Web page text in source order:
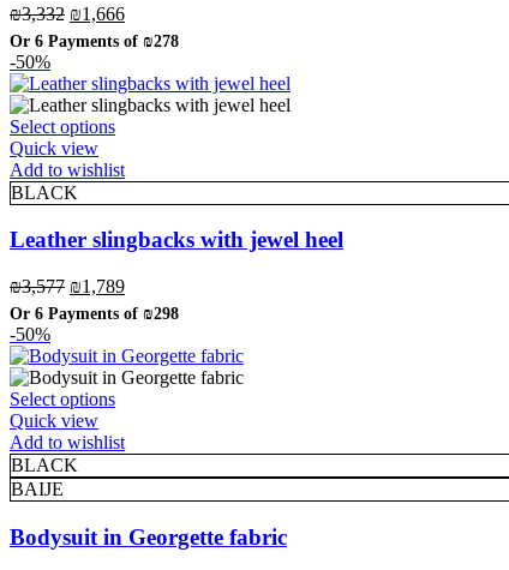
chosen
on
product
page
₪3,332 Original
price
was:
₪3,332.
₪1,666Current
price
₪1,666.
Or 6 Payments of ₪278
-50%
Select optionsThis
has
variants.
The
options
may
be
chosen
the
product
page
Quick view
Add to wishlist
BLACK
Leather slingbacks with jewel heel
₪3,577 Original
price
was:
₪3,577.
₪1,789Current
price
₪1,789.
Or 6 Payments of ₪298
-50%
Select optionsThis
has
variants.
The
options
may
Quick view
Add to wishlist
BLACK
BAIJE
Bodysuit in Georgette fabric